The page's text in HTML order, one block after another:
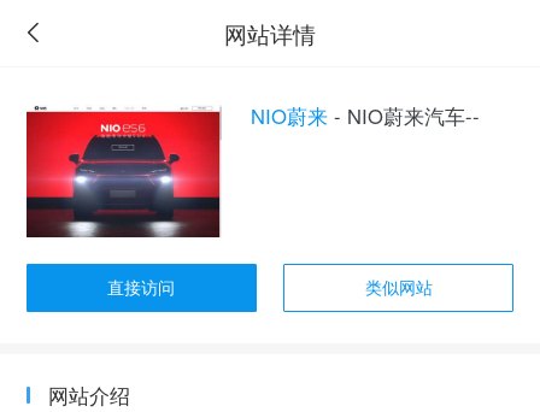
网站详情
NIO蔚来- NIO蔚来汽车--
直接访问 类似网站
网站介绍